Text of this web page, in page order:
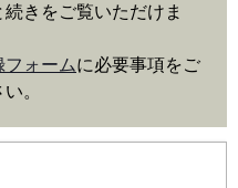
きをご覧いただけま
ォームに必要事項をご
。